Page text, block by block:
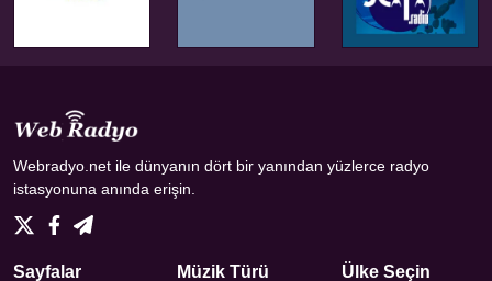
Webradyo.net ile dünyanın dört bir yanından yüzlerce radyo
istasyonuna anında erişin.
Sayfalar Müzik Türü Ülke Seçin